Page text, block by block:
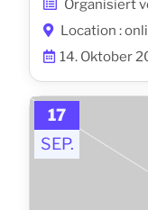
Organisiert
Location :
14. Oktober
17
SEP.